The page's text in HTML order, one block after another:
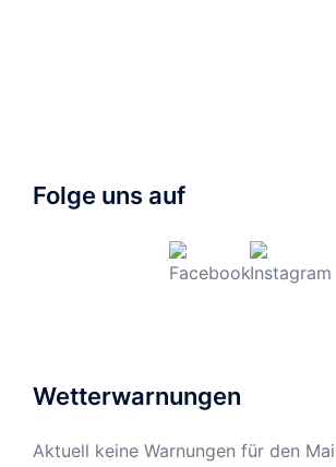
Folge uns auf
Wetterwarnungen
Aktuell keine Warnungen für den